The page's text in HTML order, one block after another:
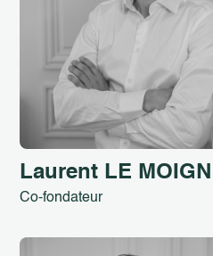
Laurent LE MOIGN
Co-fondateur